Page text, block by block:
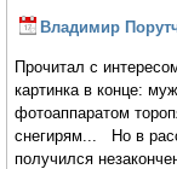
Владимир
Прочитал с
картинка в конце:
фотоаппаратом
снегирям... Но в
получился